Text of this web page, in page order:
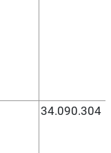
34.090.304